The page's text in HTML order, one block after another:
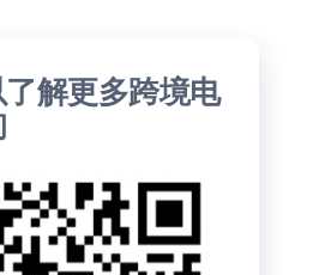
解更多跨境电